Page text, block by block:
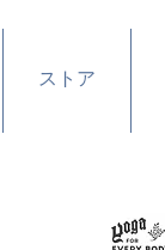
ストア